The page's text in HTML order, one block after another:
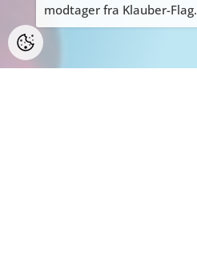
modtager fra Klauber-Flag.